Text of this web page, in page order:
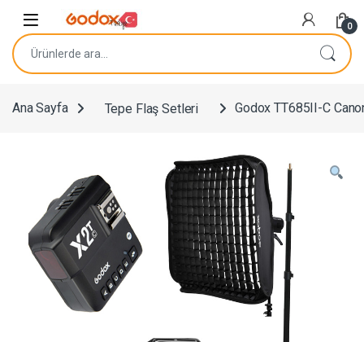
0
Ara:
Ana Sayfa Tepe Flaş Setleri Godox TT685II-C